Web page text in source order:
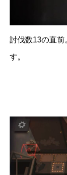
討伐数13の直前
す。